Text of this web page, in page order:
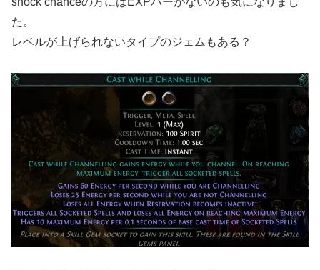
た。
レベルが上げられないタイプのジェムもある？